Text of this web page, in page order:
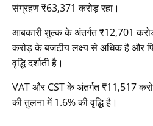
संग्रहण ₹63,371 करोड़ रहा।
आबकारी शुल्क के अंतर्गत ₹12,701
करोड़ के बजटीय लक्ष्य से अधिक है और
वृद्धि दर्शाती है।
VAT और CST के अंतर्गत ₹11,517
की तुलना में 1.6% की वृद्धि है।